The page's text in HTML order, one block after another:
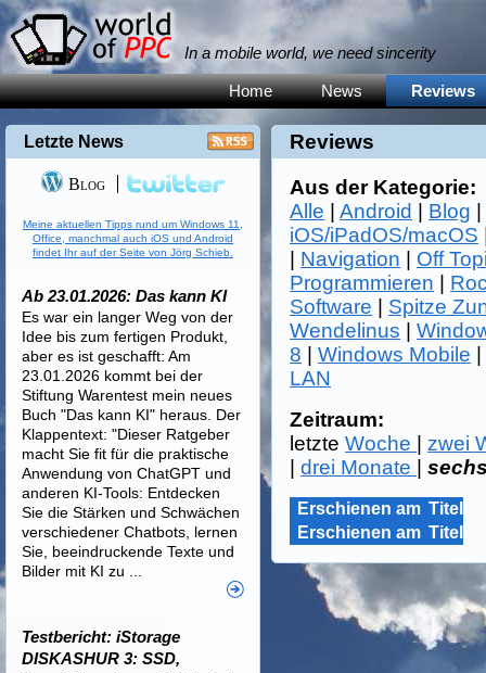
In a mobile world, we need sincerity
Home News Reviews
Reviews
Aus der Kategorie:
Alle |Android Blog
iOS/iPadOS/macOS
Navigation
Off
Programmieren
Software
Spitze
Wendelinus |
8 |Windows Mobile
LAN
Zeitraum:
letzteWoche
zwei
|drei Monate |
Erschienen am Titel
Erschienen am Titel
Letzte News
Blog
Meine aktuellen Tipps rund um Windows 11,
Office, manchmal auch iOS und Android
findet Ihr auf der Seite von Jörg Schieb.
Ab 23.01.2026: Das kann KI
Es war ein langer Weg von der
Idee bis zum fertigen Produkt,
aber es ist geschafft: Am
23.01.2026 kommt bei der
Stiftung Warentest mein neues
Buch "Das kann KI" heraus. Der
Klappentext: "Dieser Ratgeber
macht Sie fit für die praktische
Anwendung von ChatGPT und
anderen KI-Tools: Entdecken
Sie die Stärken und Schwächen
verschiedener Chatbots, lernen
Sie, beeindruckende Texte und
Bilder mit KI zu ...
Testbericht: iStorage
DISKASHUR 3: SSD,